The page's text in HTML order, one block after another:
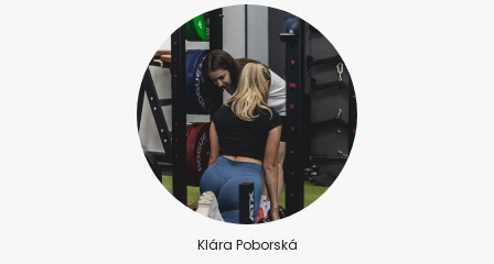
Klára Poborská